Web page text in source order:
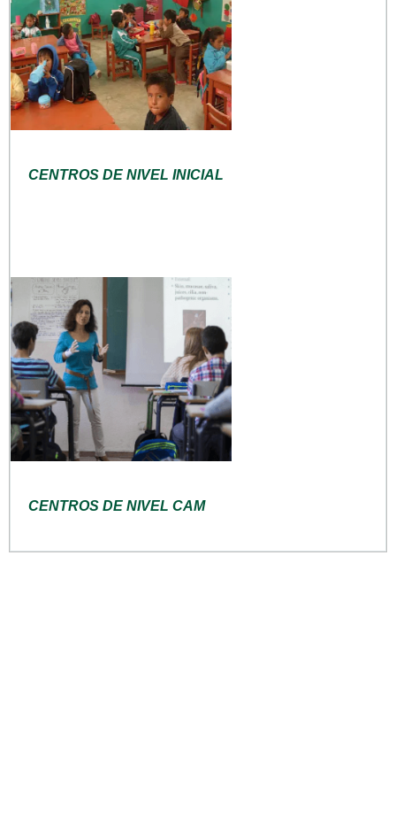
CENTROS DE NIVEL INICIAL
CENTROS DE NIVEL CAM